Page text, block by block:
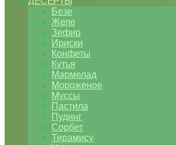
Безе
Желе
Зефир
Ириски
Конфеты
Кутья
Мармелад
Мороженое
Муссы
Пастила
Пудинг
Сорбет
Тирамису